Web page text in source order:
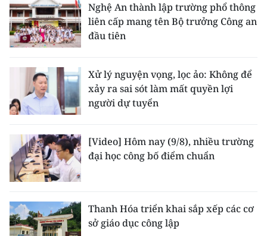
Nghệ An thành lập trường phổ thông
liên cấp mang tên Bộ trưởng Công an
đầu tiên
Xử lý nguyện vọng, lọc ảo: Không để
xảy ra sai sót làm mất quyền lợi
người dự tuyển
[Video] Hôm nay (9/8), nhiều trường
đại học công bố điểm chuẩn
Thanh Hóa triển khai sắp xếp các cơ
sở giáo dục công lập